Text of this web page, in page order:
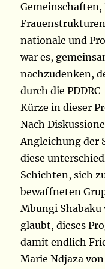
nationale und
war es,
nachzudenken,
durch die
Kürze in dieser
Nach
Angleichung der
diese
Schichten, sich
bewaffneten
Mbungi
glaubt, dieses
damit endlich
Marie Ndjaza